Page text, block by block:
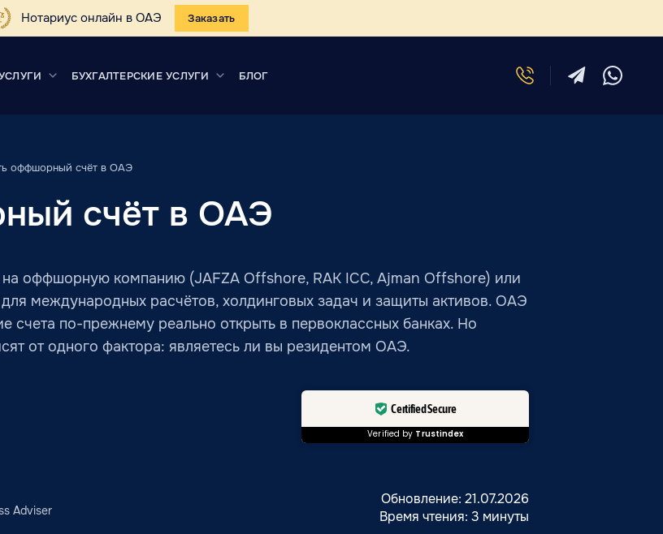
Нотариус онлайн в ОАЭ Заказать
БУХГАЛТЕРСКИЕ УСЛУГИ БЛОГ
оффшорный счёт в ОАЭ
счёт в ОАЭ
оффшорную компанию (JAFZA Offshore, RAK ICC, Ajman Offshore) или
международных расчётов, холдинговых задач и защиты активов. ОАЭ
счета по-прежнему реально открыть в первоклассных банках. Но
от одного фактора: являетесь ли вы резидентом ОАЭ.
Certified Secure
Verified by Trustindex
Adviser
Обновление: 21.07.2026
Время чтения: 3 минуты